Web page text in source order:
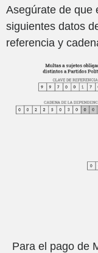
Asegúrate de que
siguientes datos
referencia y
Para el pago de